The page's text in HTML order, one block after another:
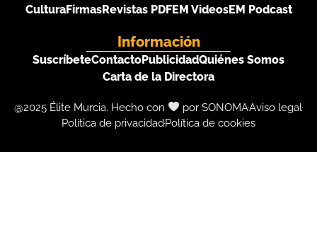
CulturaFirmasRevistas PDFEM VideosEM Podcast
Información
SuscríbeteContactoPublicidadQuiénes Somos
Carta de la Directora
@2025 Élite Murcia. Hecho con por SONOMAAviso legal
Política de privacidadPolítica de cookies